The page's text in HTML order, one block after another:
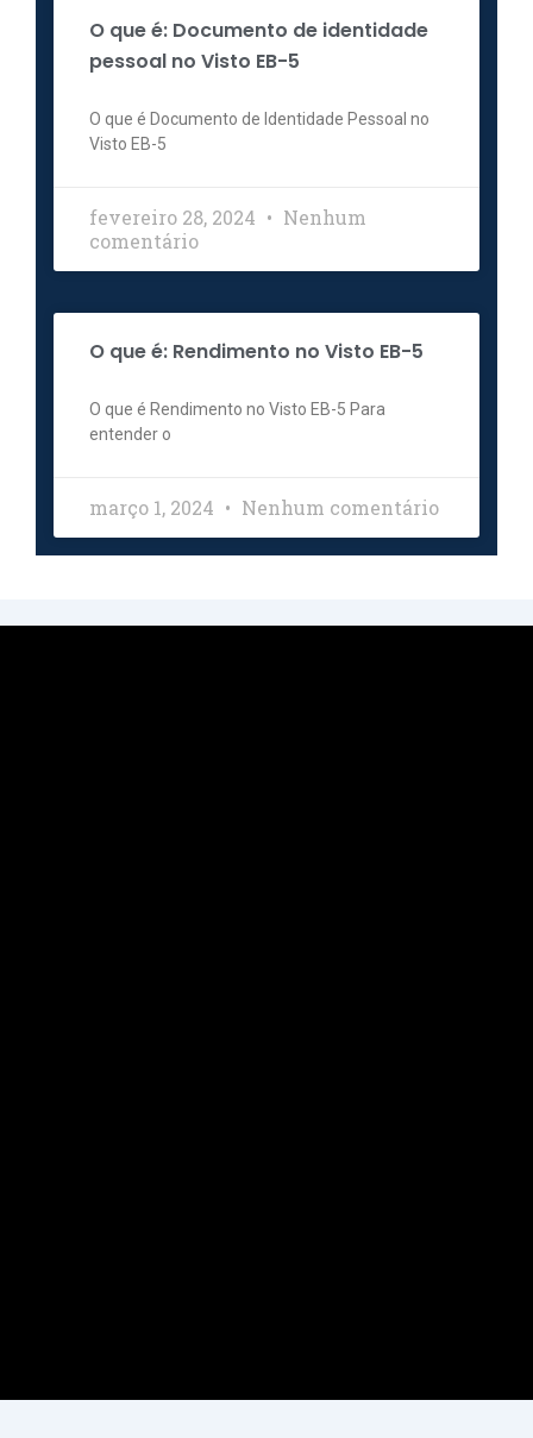
O que é: Documento de identidade
pessoal no Visto EB-5
O que é Documento de Identidade Pessoal no
Visto EB-5
fevereiro 28, 2024
Nenhum
comentário
O que é: Rendimento no Visto EB-5
O que é Rendimento no Visto EB-5 Para
entender o
março 1, 2024 Nenhum comentário